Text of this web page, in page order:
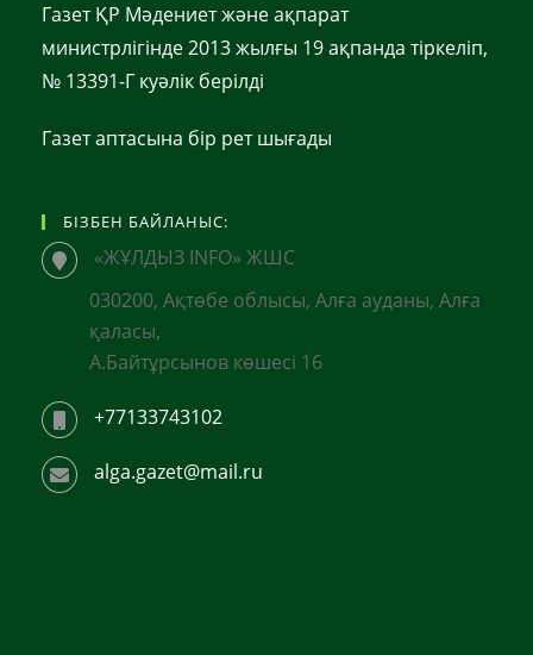
Газет ҚР Мәдениет және ақпарат
министрлігінде 2013 жылғы 19 ақпанда тіркеліп,
№ 13391-Г куәлік берілді
Газет аптасына бір рет шығады
БІЗБЕН БАЙЛАНЫС:
«ЖҰЛДЫЗ INFO» ЖШС
030200, Ақтөбе облысы, Алға ауданы, Алға
қаласы,
А.Байтұрсынов көшесі 16
+77133743102
alga.gazet@mail.ru